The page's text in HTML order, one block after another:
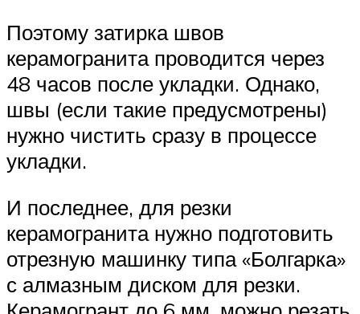
Поэтому затирка швов
керамогранита проводится через
48 часов после укладки. Однако,
швы (если такие предусмотрены)
нужно чистить сразу в процессе
укладки.
И последнее, для резки
керамогранита нужно подготовить
отрезную машинку типа «Болгарка»
с алмазным диском для резки.